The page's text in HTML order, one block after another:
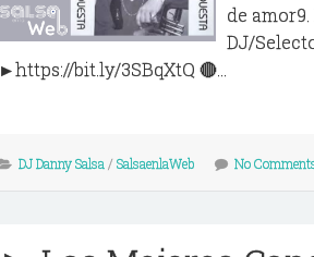
de
DJ/
►https://bit.ly/3SBqXtQ 🔴...
DJ Danny Salsa / SalsaenlaWeb No